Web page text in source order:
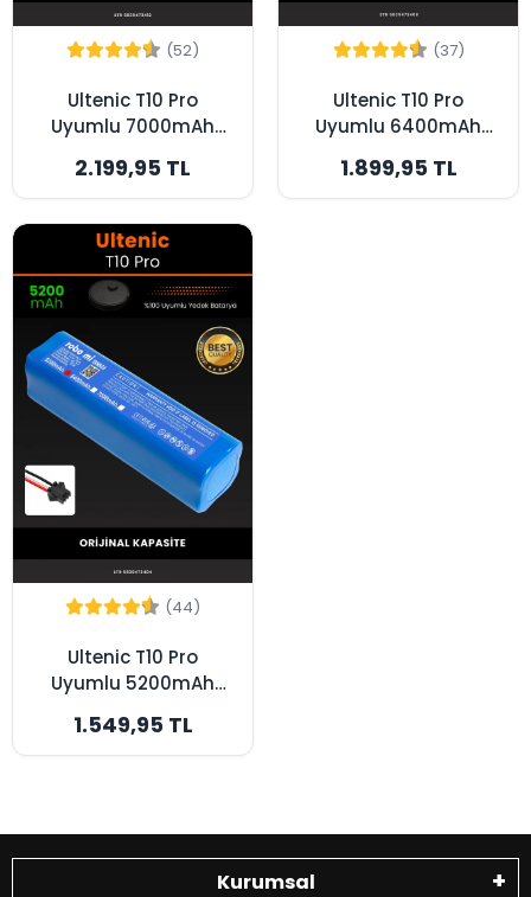
(52)
Ultenic T10 Pro
Uyumlu 7000mAh
Bataryası -
Maksimum Kapasite
2.199,95 TL
(37)
Ultenic T10 Pro
Uyumlu 6400mAh
Bataryası - Yüksek
Kapasite
1.899,95 TL
(44)
Ultenic T10 Pro
Uyumlu 5200mAh
Bataryası - Orijinal
Kapasite
1.549,95 TL
Kurumsal